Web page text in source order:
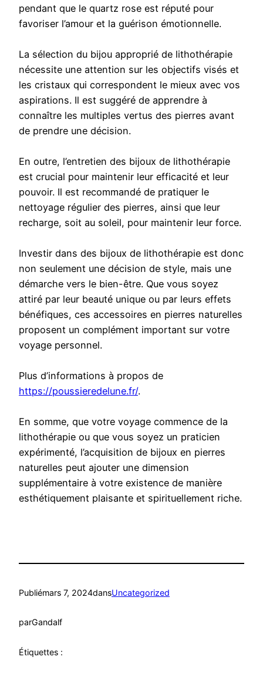
pendant que le quartz rose est réputé pour
favoriser l’amour et la guérison émotionnelle.
La sélection du bijou approprié de lithothérapie
nécessite une attention sur les objectifs visés et
les cristaux qui correspondent le mieux avec vos
aspirations. Il est suggéré de apprendre à
connaître les multiples vertus des pierres avant
de prendre une décision.
En outre, l’entretien des bijoux de lithothérapie
est crucial pour maintenir leur efficacité et leur
pouvoir. Il est recommandé de pratiquer le
nettoyage régulier des pierres, ainsi que leur
recharge, soit au soleil, pour maintenir leur force.
Investir dans des bijoux de lithothérapie est donc
non seulement une décision de style, mais une
démarche vers le bien-être. Que vous soyez
attiré par leur beauté unique ou par leurs effets
bénéfiques, ces accessoires en pierres naturelles
proposent un complément important sur votre
voyage personnel.
Plus d’informations à propos de
https://poussieredelune.fr/.
En somme, que votre voyage commence de la
lithothérapie ou que vous soyez un praticien
expérimenté, l’acquisition de bijoux en pierres
naturelles peut ajouter une dimension
supplémentaire à votre existence de manière
esthétiquement plaisante et spirituellement riche.
Publiémars 7, 2024dansUncategorized
parGandalf
Étiquettes :